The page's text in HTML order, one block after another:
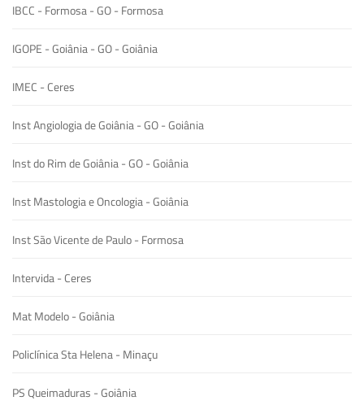
IBCC - Formosa - GO - Formosa
IGOPE - Goiânia - GO - Goiânia
IMEC - Ceres
Inst Angiologia de Goiânia - GO - Goiânia
Inst do Rim de Goiânia - GO - Goiânia
Inst Mastologia e Oncologia - Goiânia
Inst São Vicente de Paulo - Formosa
Intervida - Ceres
Mat Modelo - Goiânia
Policlínica Sta Helena - Minaçu
PS Queimaduras - Goiânia